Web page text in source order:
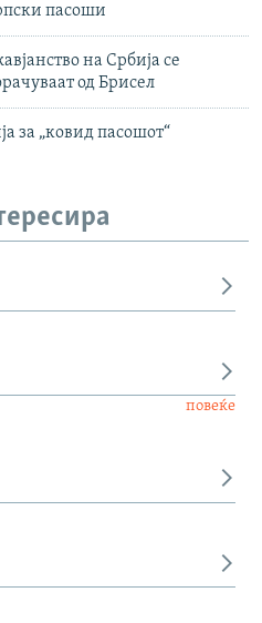
пасоши
на Србија се
од Брисел
за „ковид пасошот“
повеќе